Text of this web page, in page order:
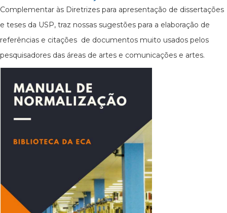
Complementar às Diretrizes para apresentação de dissertações
e teses da USP, traz nossas sugestões para a elaboração de
referências e citações de documentos muito usados pelos
pesquisadores das áreas de artes e comunicações e artes.